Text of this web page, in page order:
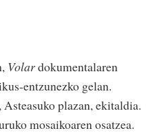
Volardokumentalaren
entzunezko gelan.
Asteasuko plazan, ekitaldia.
mosaikoaren osatzea.